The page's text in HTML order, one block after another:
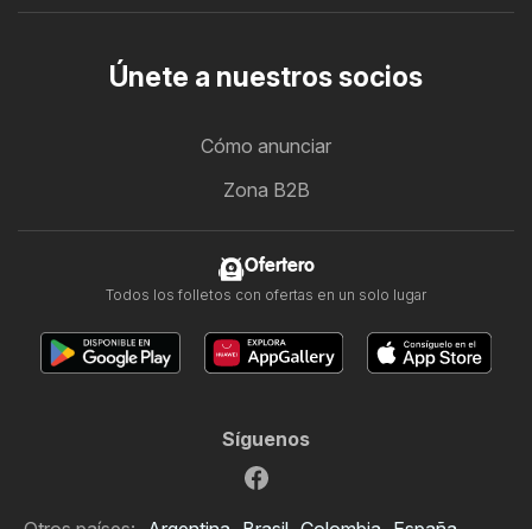
Únete a nuestros socios
Cómo anunciar
Zona B2B
Ofertero
Todos los folletos con ofertas en un solo lugar
Síguenos